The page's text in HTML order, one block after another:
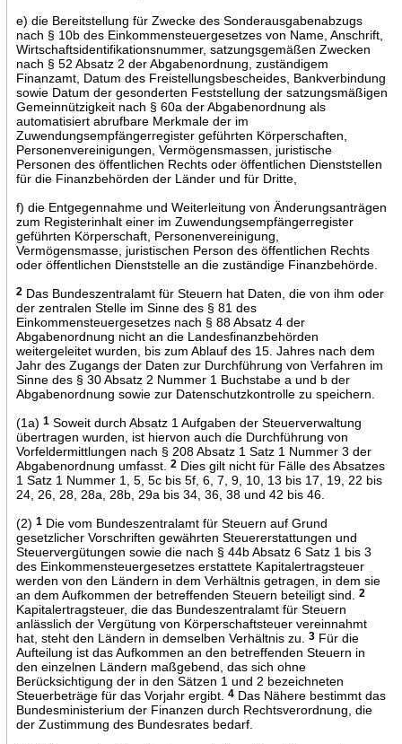
e) die Bereitstellung für Zwecke des Sonderausgabenabzugs
nach § 10b des Einkommensteuergesetzes von Name, Anschrift,
Wirtschaftsidentifikationsnummer, satzungsgemäßen Zwecken
nach § 52 Absatz 2 der Abgabenordnung, zuständigem
Finanzamt, Datum des Freistellungsbescheides, Bankverbindung
sowie Datum der gesonderten Feststellung der satzungsmäßigen
Gemeinnützigkeit nach § 60a der Abgabenordnung als
automatisiert abrufbare Merkmale der im
Zuwendungsempfängerregister geführten Körperschaften,
Personenvereinigungen, Vermögensmassen, juristische
Personen des öffentlichen Rechts oder öffentlichen Dienststellen
für die Finanzbehörden der Länder und für Dritte,
f) die Entgegennahme und Weiterleitung von Änderungsanträgen
zum Registerinhalt einer im Zuwendungsempfängerregister
geführten Körperschaft, Personenvereinigung,
Vermögensmasse, juristischen Person des öffentlichen Rechts
oder öffentlichen Dienststelle an die zuständige Finanzbehörde.
2Das Bundeszentralamt für Steuern hat Daten, die von ihm oder
der zentralen Stelle im Sinne des § 81 des
Einkommensteuergesetzes nach § 88 Absatz 4 der
Abgabenordnung nicht an die Landesfinanzbehörden
weitergeleitet wurden, bis zum Ablauf des 15. Jahres nach dem
Jahr des Zugangs der Daten zur Durchführung von Verfahren im
Sinne des § 30 Absatz 2 Nummer 1 Buchstabe a und b der
Abgabenordnung sowie zur Datenschutzkontrolle zu speichern.
(1a) 1Soweit durch Absatz 1 Aufgaben der Steuerverwaltung
übertragen wurden, ist hiervon auch die Durchführung von
Vorfeldermittlungen nach § 208 Absatz 1 Satz 1 Nummer 3 der
Abgabenordnung umfasst.
2Dies gilt nicht für Fälle des Absatzes
1 Satz 1 Nummer 1, 5, 5c bis 5f, 6, 7, 9, 10, 13 bis 17, 19, 22 bis
24, 26, 28, 28a, 28b, 29a bis 34, 36, 38 und 42 bis 46.
(2) 1Die vom Bundeszentralamt für Steuern auf Grund
gesetzlicher Vorschriften gewährten Steuererstattungen und
Steuervergütungen sowie die nach § 44b Absatz 6 Satz 1 bis 3
des Einkommensteuergesetzes erstattete Kapitalertragsteuer
werden von den Ländern in dem Verhältnis getragen, in dem sie
an dem Aufkommen der betreffenden Steuern beteiligt sind.
2
Kapitalertragsteuer, die das Bundeszentralamt für Steuern
anlässlich der Vergütung von Körperschaftsteuer vereinnahmt
hat, steht den Ländern in demselben Verhältnis zu.
3Für die
Aufteilung ist das Aufkommen an den betreffenden Steuern in
den einzelnen Ländern maßgebend, das sich ohne
Berücksichtigung der in den Sätzen 1 und 2 bezeichneten
Steuerbeträge für das Vorjahr ergibt.
4Das Nähere bestimmt das
Bundesministerium der Finanzen durch Rechtsverordnung, die
der Zustimmung des Bundesrates bedarf.